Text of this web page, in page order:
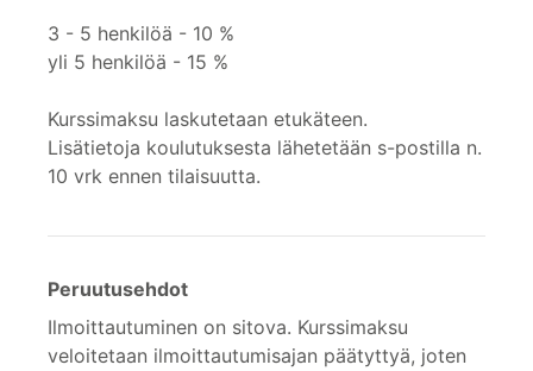
3 - 5 henkilöä - 10 %
yli 5 henkilöä - 15 %
Kurssimaksu laskutetaan etukäteen.
Lisätietoja koulutuksesta lähetetään s-postilla n.
10 vrk ennen tilaisuutta.
Peruutusehdot
Ilmoittautuminen on sitova. Kurssimaksu
veloitetaan ilmoittautumisajan päätyttyä, joten